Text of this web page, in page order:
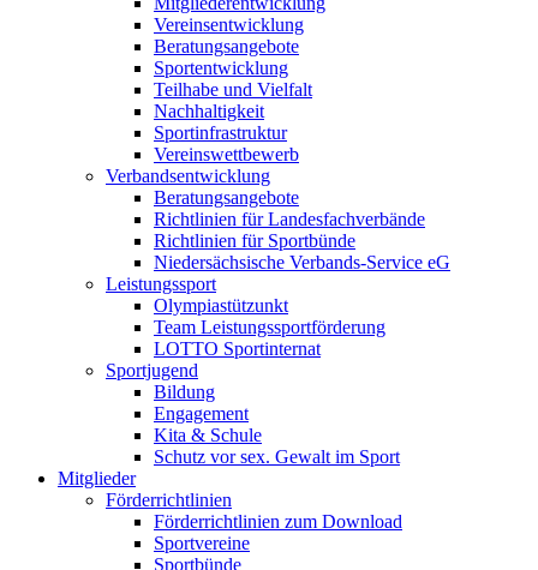
Vereinsentwicklung
Beratungsangebote
Sportentwicklung
Teilhabe und Vielfalt
Nachhaltigkeit
Sportinfrastruktur
Vereinswettbewerb
Verbandsentwicklung
Beratungsangebote
Richtlinien für Landesfachverbände
Richtlinien für Sportbünde
Niedersächsische Verbands-Service eG
Leistungssport
Olympiastützunkt
Team Leistungssportförderung
LOTTO Sportinternat
Sportjugend
Bildung
Engagement
Kita & Schule
Schutz vor sex. Gewalt im Sport
Mitglieder
Förderrichtlinien
Förderrichtlinien zum Download
Sportvereine
Sportbünde